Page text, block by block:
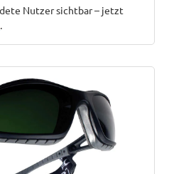
Nutzer sichtbar – jetzt
.